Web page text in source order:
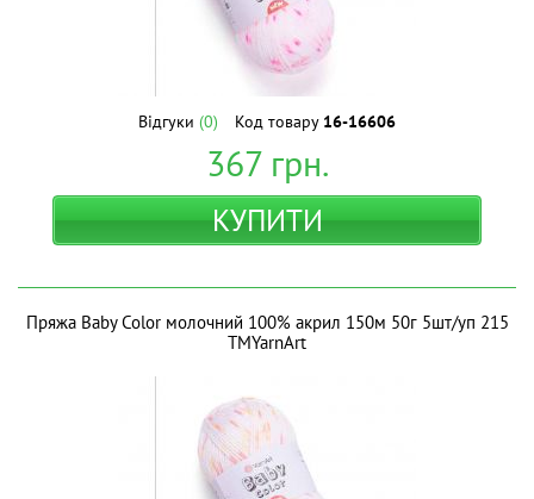
Відгуки (0) Код товару 16-16606
367грн.
КУПИТИ
Пряжа Baby Color молочний 100% акрил 150м 50г 5шт/уп 215
ТМYarnArt